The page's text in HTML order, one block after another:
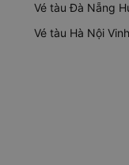
Vé tàu Đà Nẵng
Vé tàu Hà Nội Vinh